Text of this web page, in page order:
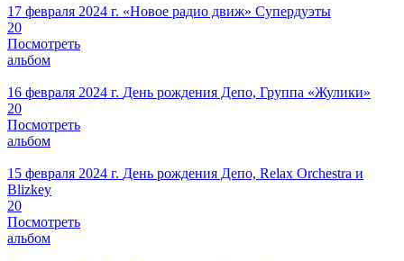
17 февраля 2024 г. «Новое радио движ» Супердуэты
20
Посмотреть
альбом
16 февраля 2024 г. День рождения Депо, Группа «Жулики»
20
Посмотреть
альбом
15 февраля 2024 г. День рождения Депо, Relax Orchestra и
Blizkey
20
Посмотреть
альбом